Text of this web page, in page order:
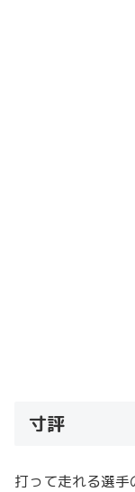
寸評
打って走れる選手